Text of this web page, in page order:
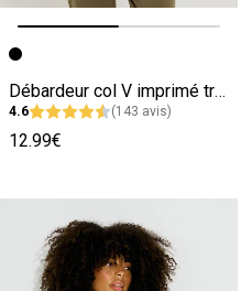
Image précédente
Image suivante
Débardeur col V imprimé tropical femme
4.6 (143 avis)
12.99€